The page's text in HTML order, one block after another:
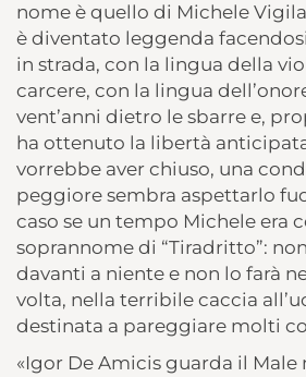
nome è quello di Michele
è diventato leggenda
in strada, con la lingua della
carcere, con la lingua
vent’anni dietro le sbarre e,
ha ottenuto la libertà
vorrebbe aver chiuso, una
peggiore sembra aspettarlo
caso se un tempo Michele era
soprannome di “Tiradritto”:
davanti a niente e non lo farà
volta, nella terribile caccia
destinata a pareggiare molti
«Igor De Amicis guarda il